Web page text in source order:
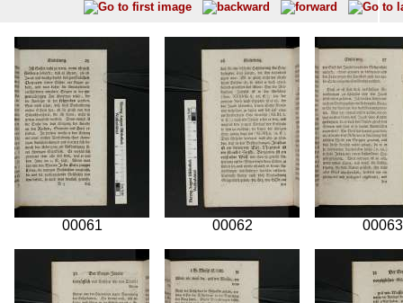
00061 00062 00063